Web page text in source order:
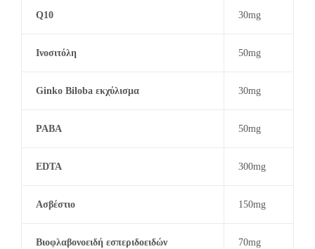
Q10 30mg
Ινοσιτόλη 50mg
Ginko Biloba εκχύλισμα 30mg
PABA 50mg
EDTA 300mg
Ασβέστιο 150mg
Βιοφλαβονοειδή εσπεριδοειδών 70mg